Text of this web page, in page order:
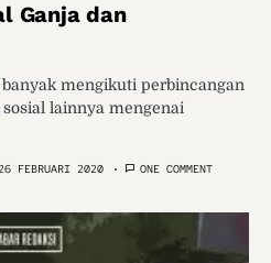
Ganja dan
mengikuti perbincangan
lainnya mengenai
FEBRUARI 2020 ONE COMMENT